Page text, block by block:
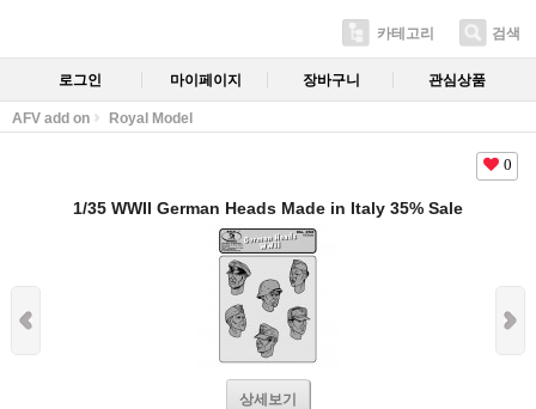
카테고리 검색
로그인 마이페이지 장바구니 관심상품
AFV add on Royal Model
0
1/35 WWII German Heads Made in Italy 35% Sale
상세보기